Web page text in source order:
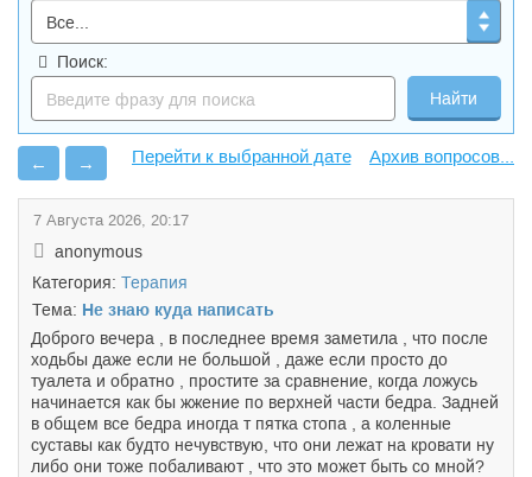
Поиск:
← → Архив вопросов...
7 Августа 2026, 20:17
anonymous
Категория: Терапия
Тема: Не знаю куда написать
Доброго вечера , в последнее время заметила , что после
ходьбы даже если не большой , даже если просто до
туалета и обратно , простите за сравнение, когда ложусь
начинается как бы жжение по верхней части бедра. Задней
в общем все бедра иногда т пятка стопа , а коленные
суставы как будто нечувствую, что они лежат на кровати ну
либо они тоже побаливают , что это может быть со мной?